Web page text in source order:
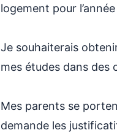
logement pour
Je souhaiterais
mes études dans des
Mes parents se
demande les